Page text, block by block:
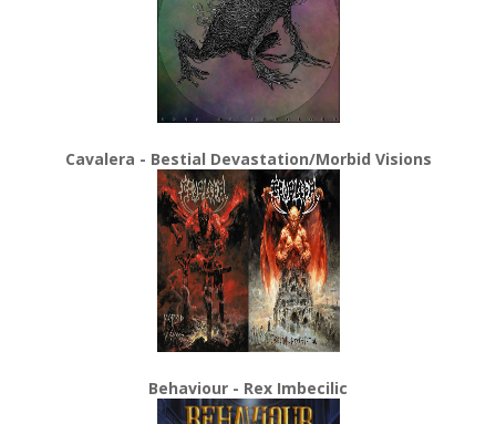
Cavalera - Bestial Devastation/Morbid Visions
Behaviour - Rex Imbecilic